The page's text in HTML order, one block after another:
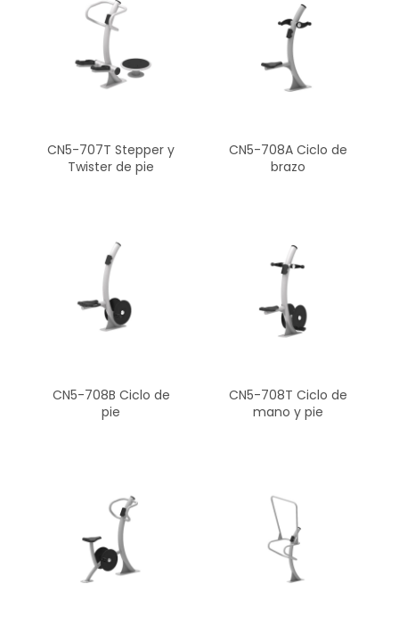
CN5-707T Stepper y
Twister de pie
CN5-708A Ciclo de
brazo
CN5-708B Ciclo de
pie
CN5-708T Ciclo de
mano y pie